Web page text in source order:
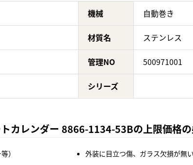
機械 自動巻き
材質名 ステンレス
管理NO 500971001
シリーズ
カレンダー 8866-1134-53Bの上限価格
）
外装に目立つ傷、ガラス欠損が無